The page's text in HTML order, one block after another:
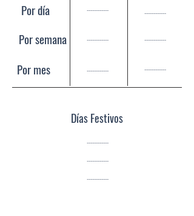
Por día ------------ ------------
Por semana ------------ ------------
Por mes ------------ ------------
Días Festivos
------------
------------
------------